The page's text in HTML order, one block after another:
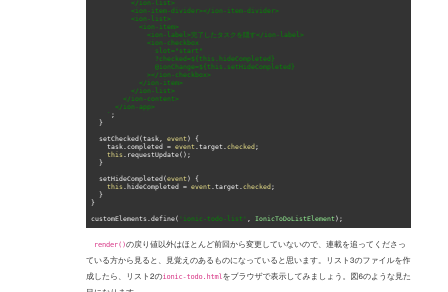
    `
;
}
  setChecked
( task , event )
{
    task
. completed = event . target . checked ;
this . requestUpdate ();
}
  setHideCompleted
( event )
{
this . hideCompleted = event . target . checked ;
}
}
customElements . define ( 'ionic-todo-list' , IonicToDoListElement );
render()の戻り値以外はほとんど前回から変更していないので、連載を追ってくださっ
ている方から見ると、見覚えのあるものになっていると思います。リスト3のファイルを作
成したら、リスト2のionic-todo.htmlをブラウザで表示してみましょう。図6のような見た